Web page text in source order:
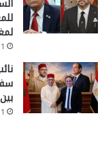
1 أغسطس، 2026
1 أغسطس، 2026